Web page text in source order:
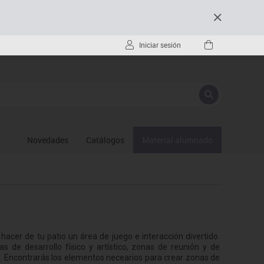
Iniciar sesión
Novedades Catálogos
de tu patio un área de juego e interacción divertido.
de desarrollo físico y artístico, zonas de reunión y de
los elementos necearios para crear zonas de